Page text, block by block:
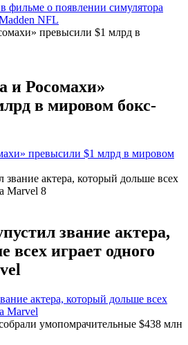
фильме о появлении симулятора
NFL
и Росомахи»
в мировом бокс-
превысили $1 млрд в мировом
звание актера,
играет одного
актера, который дольше всех
Marvel